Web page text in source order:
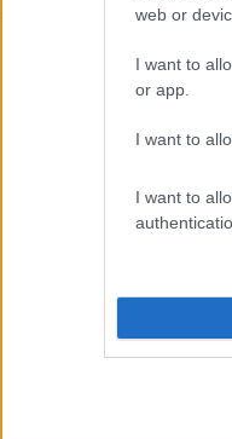
web or
I want to
or app.
I want to
I want to